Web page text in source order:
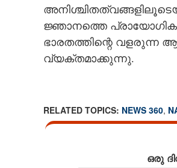
ജ്ഞാനത്തെ പ്രായോഗിക
ഭാരതത്തിന്റെ വളരുന്ന
വ്യക്തമാക്കുന്നു.
RELATED TOPICS: NEWS 360,
ഒരു